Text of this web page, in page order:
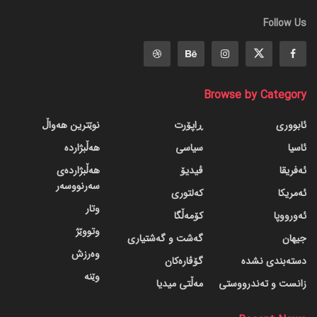
Follow Us
Browse by Category
ئابووری
ئاسیا
ئەفریقا
ئەمریکا
ئەورووپا
جیهان
دسته‌بندی نشده
زانست و تەندرووستی
ڕاپۆرت
سیاسی
ڤیدیۆ
کەلتوری
کۆمەڵگا
گه‌شت و گه‌شتیاری
گۆڤاره‌کان
مەڵتی میدیا
نوێترین هەواڵ
هەڵبژاردە
هەڵبژاردەی
سەرنووسەر
وتار
وتووێژ
وەرزش
وێنە